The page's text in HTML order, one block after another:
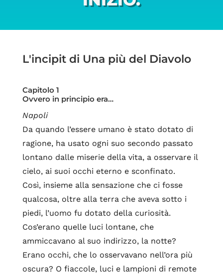
L'incipit di Una più del Diavolo
Capitolo 1
Ovvero in principio era…
Napoli
Da quando l’essere umano è stato dotato di
ragione, ha usato ogni suo secondo passato
lontano dalle miserie della vita, a osservare il
cielo, ai suoi occhi eterno e sconfinato.
Così, insieme alla sensazione che ci fosse
qualcosa, oltre alla terra che aveva sotto i
piedi, l’uomo fu dotato della curiosità.
Cos’erano quelle luci lontane, che
ammiccavano al suo indirizzo, la notte?
Erano occhi, che lo osservavano nell’ora più
oscura? O fiaccole, luci e lampioni di remote